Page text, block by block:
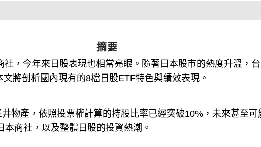
摘要
社，今年來日股表現也相當亮眼。隨著日本股市的熱度升溫，
將剖析國內現有的8檔日股ETF特色與績效表現。
物產，依照投票權計算的持股比率已經突破10%，未來甚至可
商社，以及整體日股的投資熱潮。